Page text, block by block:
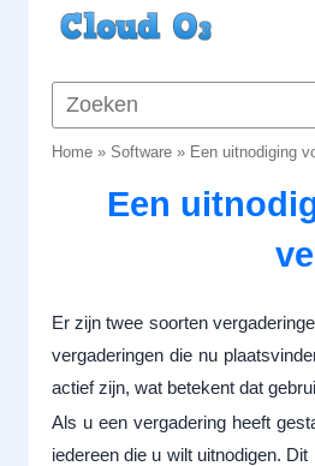
Home» Software» Een uitnodiging
Een
Er zijn twee soorten
vergaderingen die nu
actief zijn, wat betekent dat
Als u een vergadering heeft
iedereen die u wilt uitnodigen.